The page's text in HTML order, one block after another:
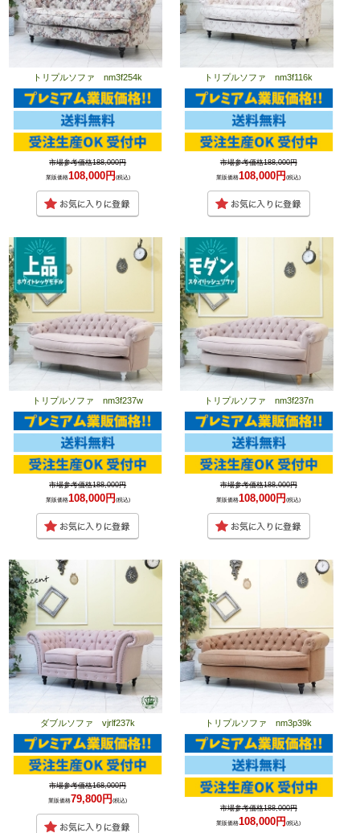
トリプルソファ nm3f254k
市場参考価格188,000円
業販価格108,000円 (税込)
トリプルソファ nm3f116k
市場参考価格188,000円
業販価格108,000円(税込)
トリプルソファ nm3f237w
市場参考価格188,000円
業販価格108,000円 (税込)
トリプルソファ nm3f237n
市場参考価格188,000円
業販価格108,000円(税込)
ダブルソファ vjrlf237k
市場参考価格168,000円
業販価格79,800円(税込)
トリプルソファ nm3p39k
市場参考価格188,000円
業販価格108,000円(税込)